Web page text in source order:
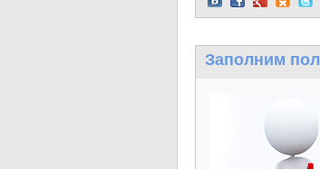
Заполним